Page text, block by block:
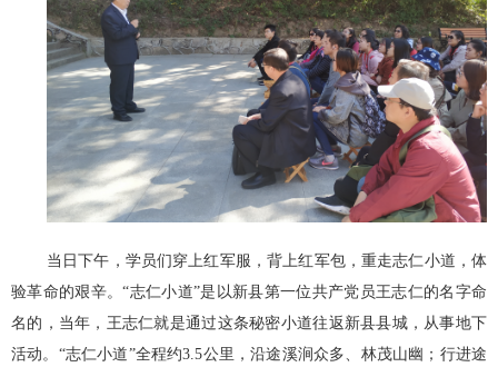
当日下午，学员们穿上红军服，背上红军包，重走志仁小道，体
验革命的艰辛。“志仁小道”是以新县第一位共产党员王志仁的名字命
名的，当年，王志仁就是通过这条秘密小道往返新县县城，从事地下
活动。“志仁小道”全程约3.5公里，沿途溪涧众多、林茂山幽；行进途